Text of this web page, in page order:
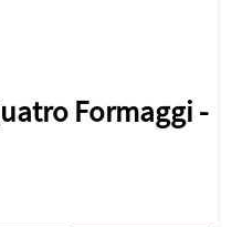
Formaggi -